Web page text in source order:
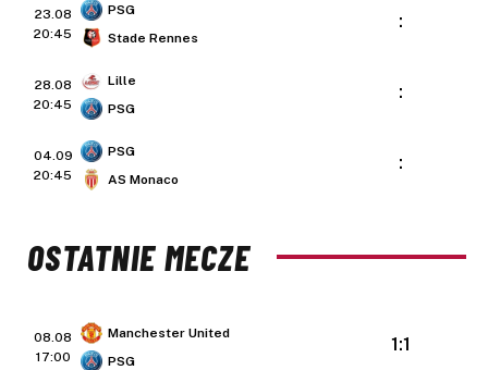
23.08
20:45
PSG
Stade Rennes
:
28.08
20:45
Lille
PSG
:
04.09
20:45
PSG
AS Monaco
:
OSTATNIE MECZE
08.08
17:00
Manchester United
PSG
1:1